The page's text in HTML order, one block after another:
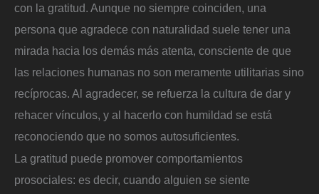
con la gratitud. Aunque no siempre coinciden, una
persona que agradece con naturalidad suele tener una
mirada hacia los demás más atenta, consciente de que
las relaciones humanas no son meramente utilitarias sino
recíprocas. Al agradecer, se refuerza la cultura de dar y
rehacer vínculos, y al hacerlo con humildad se está
reconociendo que no somos autosuficientes.
La gratitud puede promover comportamientos
prosociales: es decir, cuando alguien se siente